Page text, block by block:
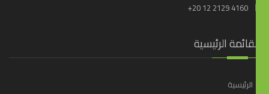
+20 12 2129 4160
الرئيسية
الرئيسية